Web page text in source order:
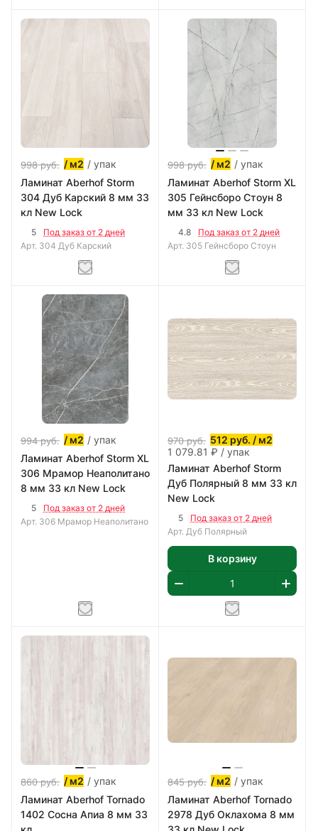
998руб. / м2 / упак
Ламинат Aberhof Storm
304 Дуб Карский 8 мм 33
кл New Lock
5
Под заказ от 2 дней
Арт. 304 Дуб Карский
998руб. / м2 / упак
Ламинат Aberhof Storm XL
305 Гейнсборо Стоун 8
мм 33 кл New Lock
4.8
Под заказ от 2 дней
Арт. 305 Гейнсборо Стоун
994руб. / м2 / упак
Ламинат Aberhof Storm XL
306 Мрамор Неаполитано
8 мм 33 кл New Lock
5
Под заказ от 2 дней
Арт. 306 Мрамор Неаполитано
970руб. 512 руб. / м2
1 079.81 ₽ / упак
Ламинат Aberhof Storm
Дуб Полярный 8 мм 33 кл
New Lock
5
Под заказ от 2 дней
Арт. Дуб Полярный
В корзину
860руб. / м2 / упак
Ламинат Aberhof Tornado
1402 Сосна Апиа 8 мм 33
845руб. / м2 / упак
Ламинат Aberhof Tornado
2978 Дуб Оклахома 8 мм